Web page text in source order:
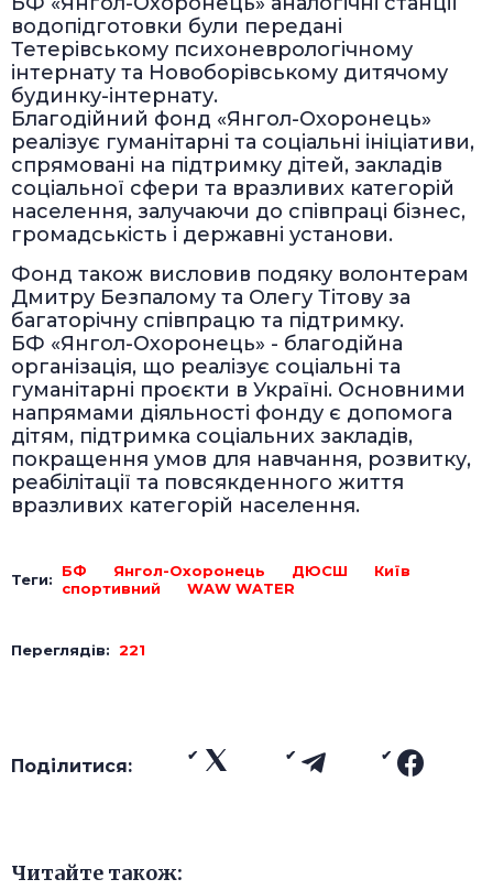
водопідготовки були передані
Тетерівському психоневрологічному
інтернату та Новоборівському дитячому
будинку-інтернату.
Благодійний фонд «Янгол-Охоронець»
реалізує гуманітарні та соціальні ініціативи,
спрямовані на підтримку дітей, закладів
соціальної сфери та вразливих категорій
населення, залучаючи до співпраці бізнес,
громадськість і державні установи.
Фонд також висловив подяку волонтерам
Дмитру Безпалому та Олегу Тітову за
багаторічну співпрацю та підтримку.
БФ «Янгол-Охоронець» - благодійна
організація, що реалізує соціальні та
гуманітарні проєкти в Україні. Основними
напрямами діяльності фонду є допомога
дітям, підтримка соціальних закладів,
покращення умов для навчання, розвитку,
реабілітації та повсякденного життя
вразливих категорій населення.
Теги: БФ Янгол-Охоронець ДЮСШ
Київ
спортивний
WAW WATER
Переглядів: 221
Поділитися:
Читайте також: